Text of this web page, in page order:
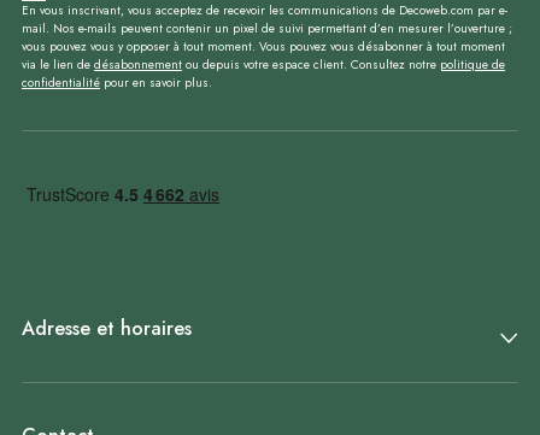
En vous inscrivant, vous acceptez de recevoir les communications de Decoweb.com par e-
mail. Nos e-mails peuvent contenir un pixel de suivi permettant d’en mesurer l’ouverture ;
vous pouvez vous y opposer à tout moment. Vous pouvez vous désabonner à tout moment
via le lien de désabonnement ou depuis votre espace client. Consultez notre politique de
confidentialité pour en savoir plus.
Adresse et horaires